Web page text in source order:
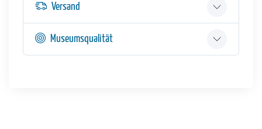
Versand
Museumsqualität